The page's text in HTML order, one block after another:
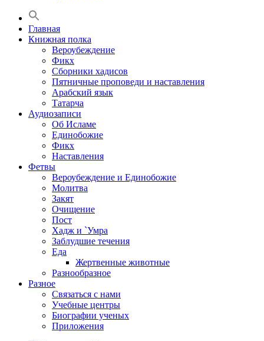
Главная
Книжная полка
Вероубеждение
Фикх
Сборники хадисов
Пятничные проповеди и наставления
Арабский язык
Татарча
Аудиозаписи
Об Исламе
Единобожие
Фикх
Наставления
Фетвы
Вероубеждение и Единобожие
Молитва
Закят
Очищение
Пост
Хадж и `Умра
Заблудшие течения
Еда
Жертвенные животные
Разнообразное
Разное
Связаться с нами
Учебные центры
Биографии ученых
Приложения